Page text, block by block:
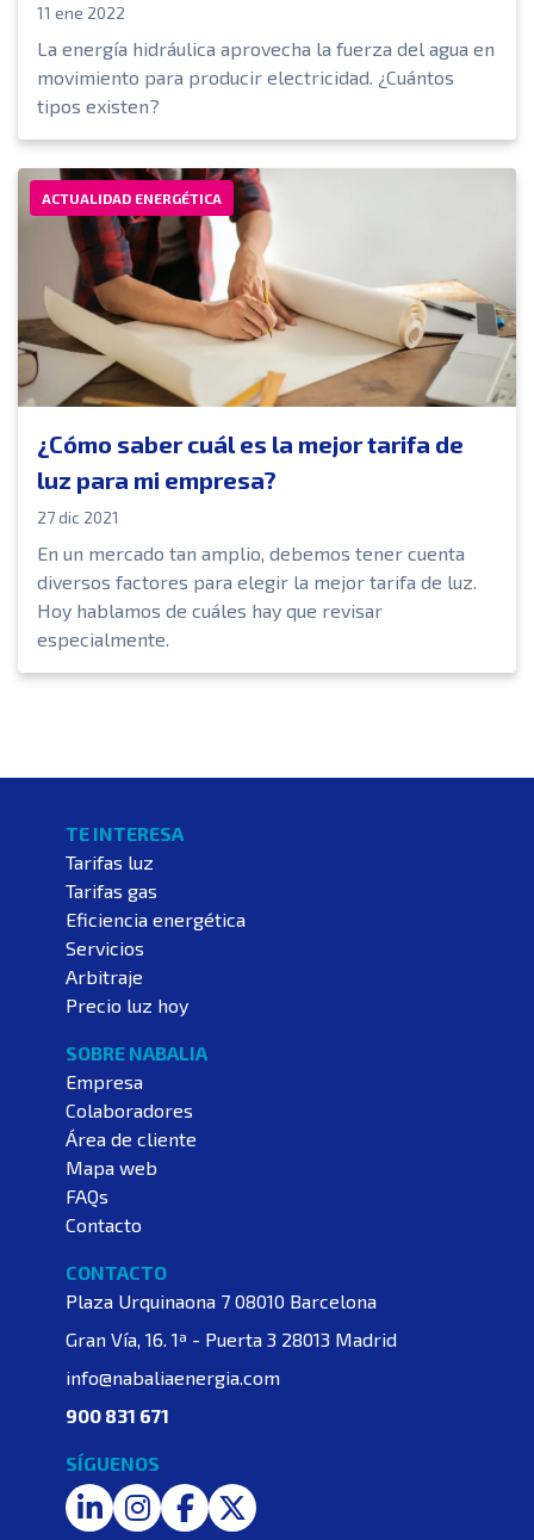
11 ene 2022
La energía hidráulica aprovecha la fuerza del agua en
movimiento para producir electricidad. ¿Cuántos
tipos existen?
ACTUALIDAD ENERGÉTICA
¿Cómo saber cuál es la mejor tarifa de
luz para mi empresa?
27 dic 2021
En un mercado tan amplio, debemos tener cuenta
diversos factores para elegir la mejor tarifa de luz.
Hoy hablamos de cuáles hay que revisar
especialmente.
CONTACTO
Plaza Urquinaona 7 08010 Barcelona
Gran Vía, 16. 1ª - Puerta 3 28013 Madrid
info@nabaliaenergia.com
900 831 671
TE INTERESA
Tarifas luz
Tarifas gas
Eficiencia energética
Servicios
Arbitraje
Precio luz hoy
SOBRE NABALIA
Empresa
Colaboradores
Área de cliente
Mapa web
FAQs
Contacto
SÍGUENOS
LinkedInInstagram
FacebookTwitter